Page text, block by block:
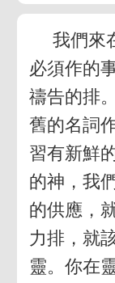
我們來
必須作的
禱告的排
舊的名詞
習有新鮮
的神，我
的供應，
力排，就
靈。你在